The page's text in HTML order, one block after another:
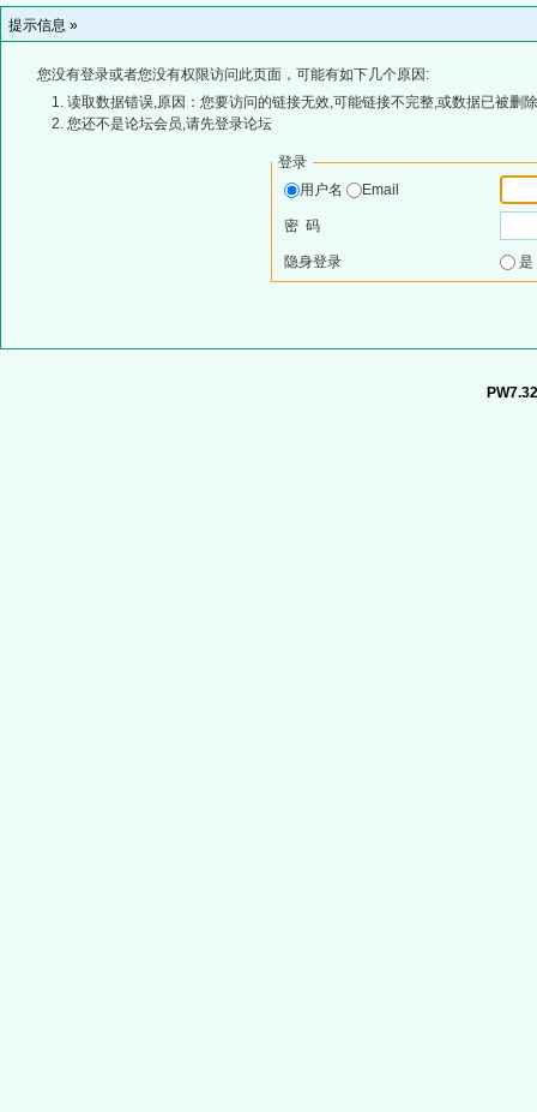
提示信息 »
您没有登录或者您没有权限访问此页面，可能有如下几个原因:
读取数据错误,原因：您要访问的链接无效,可能链接不完整,或数据已被删
您还不是论坛会员,请先登录论坛
登录
用户名
Email
密 码
隐身登录